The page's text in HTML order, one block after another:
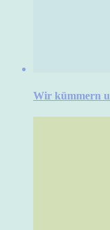
Wir kümmern